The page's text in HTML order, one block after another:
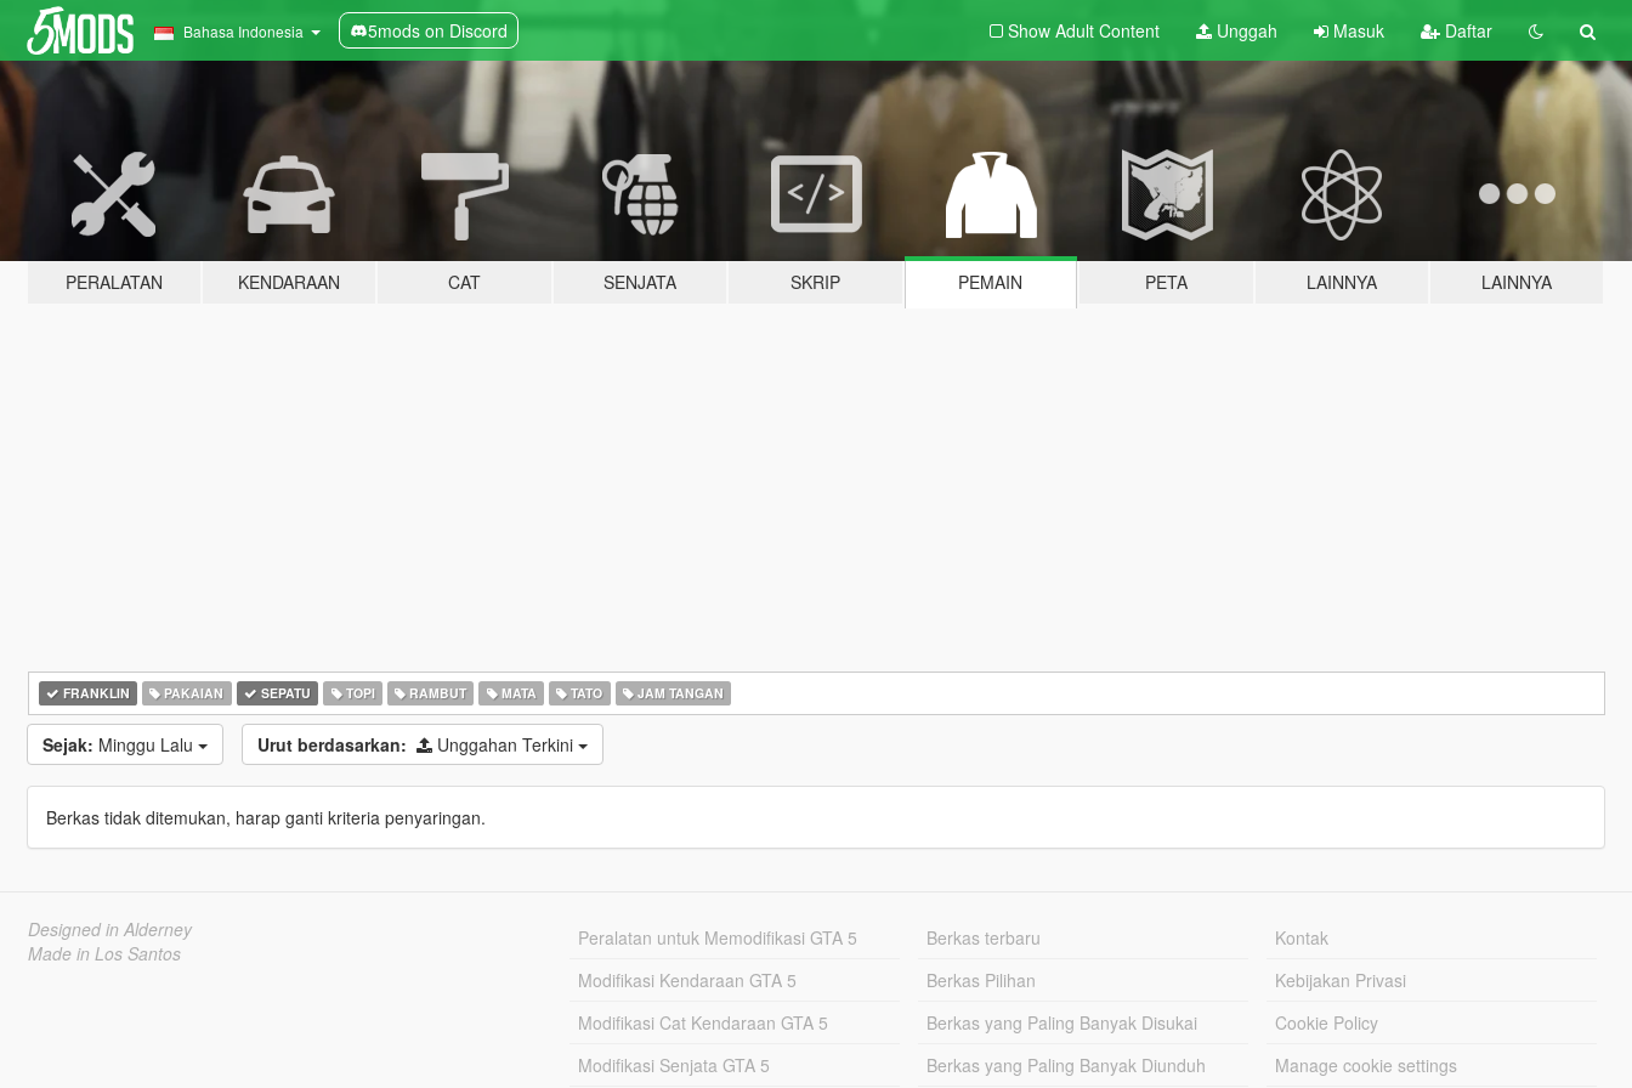
Bahasa Indonesia 5mods on Discord Show Adult Content Unggah Masuk Daftar
PERALATAN KENDARAAN CAT SENJATA SKRIP PEMAIN PETA LAINNYA LAINNYA
FRANKLIN PAKAIAN SEPATU TOPI RAMBUT MATA TATO JAM TANGAN
Sejak: Minggu Lalu Urut berdasarkan: Unggahan Terkini
Berkas tidak ditemukan, harap ganti kriteria penyaringan.
Designed in Alderney
Made in Los Santos
Peralatan untuk Memodifikasi GTA 5
Modifikasi Kendaraan GTA 5
Modifikasi Cat Kendaraan GTA 5
Modifikasi Senjata GTA 5
Berkas terbaru
Berkas Pilihan
Berkas yang Paling Banyak Disukai
Berkas yang Paling Banyak Diunduh
Kontak
Kebijakan Privasi
Cookie Policy
Manage cookie settings